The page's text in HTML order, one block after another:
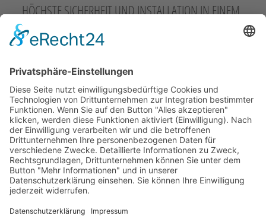
HÖCHSTE SICHERHEIT UND INSTALLATION IN EINEM
SCHRITT
Das macht nichts. Laden Sie die RFSG-App direkt auf
unserer Webseite herunter.